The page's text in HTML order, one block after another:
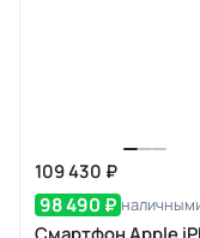
109 430 ₽
98 490 ₽